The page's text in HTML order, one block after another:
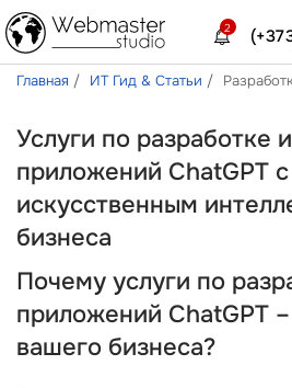
2
Главная ИТ Гид & Статьи
Услуги по разработке
приложений ChatGPT с
искусственным
бизнеса
Почему услуги по
приложений ChatGPT
вашего бизнеса?